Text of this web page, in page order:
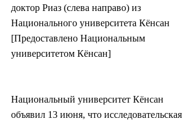
доктор Риаз (слева направо) из
Национального университета Кёнсан
[Предоставлено Национальным
университетом Кёнсан]
Национальный университет Кёнсан
объявил 13 июня, что исследовательская